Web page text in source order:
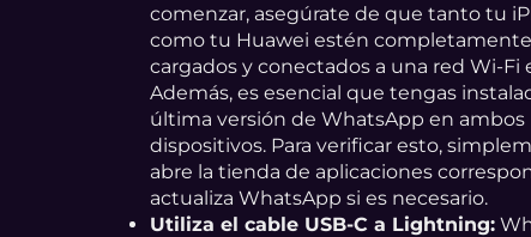
comenzar, asegúrate de que tanto tu
como tu Huawei estén completamente
cargados y conectados a una red Wi-Fi
Además, es esencial que tengas
última versión de WhatsApp en ambos
dispositivos. Para verificar esto,
abre la tienda de aplicaciones
actualiza WhatsApp si es necesario.
Utiliza el cable USB-C a Lightning: